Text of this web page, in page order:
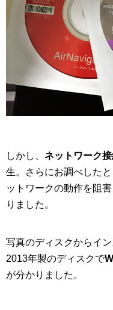
しかし、 ネットワーク
生。さらにお調べした
ットワークの動作を阻
りました。
写真のディスクからイ
2013年製のディスクで
が分かりました。